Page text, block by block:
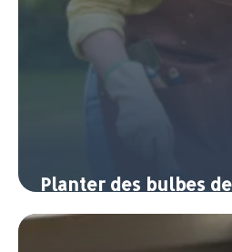
Planter des bulbes
d’automne pour